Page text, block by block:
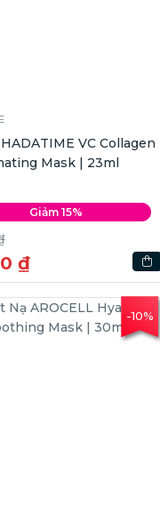
VC Collagen
Mask | 23ml
Giảm 15%
₫
-10%